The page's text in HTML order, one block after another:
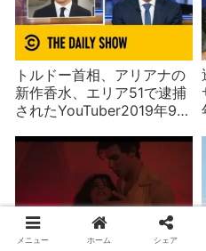
トルドー首相、アリアナの
新作香水、エリア51で逮捕
されたYouTuber2019年9月
グ
メニュー ホーム シェア